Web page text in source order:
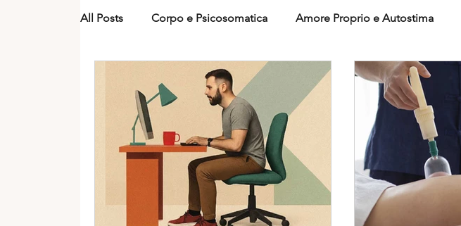
All Posts Corpo e Psicosomatica Amore Proprio e Autostima